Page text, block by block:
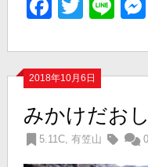
Facebook
Twitter
Line
2018年10月6日
みかけだお
5.11C,有笠山